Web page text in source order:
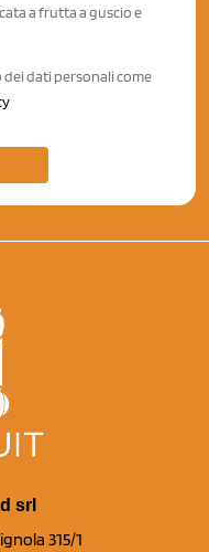
a frutta a guscio e
dati personali come
srl
315/1